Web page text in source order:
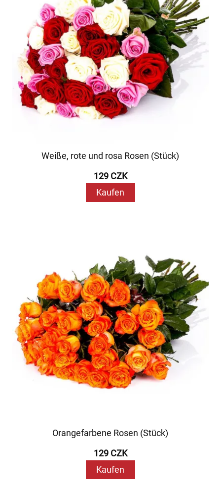
Weiße, rote und rosa Rosen (Stück)
129 CZK
Kaufen
Orangefarbene Rosen (Stück)
129 CZK
Kaufen